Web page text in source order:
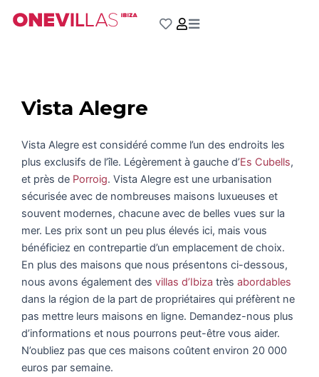
Vista Alegre
Vista Alegre est considéré comme l’un des endroits les
plus exclusifs de l’île. Légèrement à gauche d’Es Cubells,
et près de Porroig. Vista Alegre est une urbanisation
sécurisée avec de nombreuses maisons luxueuses et
souvent modernes, chacune avec de belles vues sur la
mer. Les prix sont un peu plus élevés ici, mais vous
bénéficiez en contrepartie d’un emplacement de choix.
En plus des maisons que nous présentons ci-dessous,
nous avons également des villas d’Ibiza très abordables
dans la région de la part de propriétaires qui préfèrent ne
pas mettre leurs maisons en ligne. Demandez-nous plus
d’informations et nous pourrons peut-être vous aider.
N’oubliez pas que ces maisons coûtent environ 20 000
euros par semaine.